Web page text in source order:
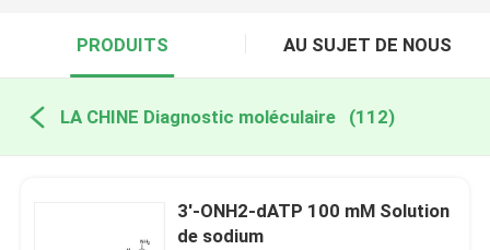
PRODUITS AU SUJET DE NOUS
LA CHINE Diagnostic moléculaire (112)
3'-ONH2-dATP 100 mM Solution
de sodium